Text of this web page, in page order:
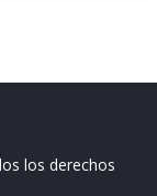
los derechos